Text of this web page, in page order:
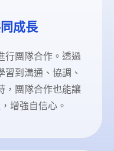
成長
行團隊合作。透過
到溝通、協調、
，團隊合作也能讓
增強自信心。